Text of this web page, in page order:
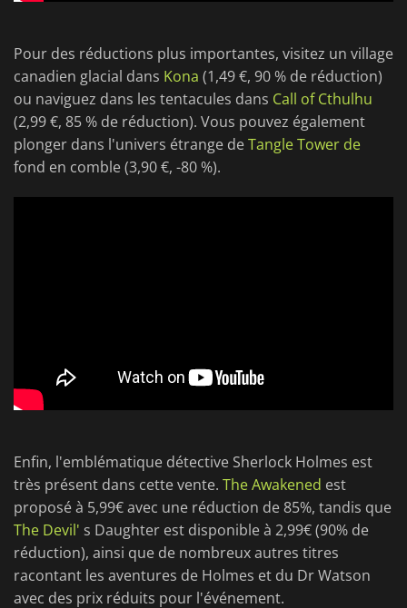
Pour des réductions plus importantes, visitez un village
canadien glacial dans Kona (1,49 €, 90 % de réduction)
ou naviguez dans les tentacules dans Call of Cthulhu
(2,99 €, 85 % de réduction). Vous pouvez également
plonger dans l'univers étrange deTangle Tower de
fond en comble (3,90 €, -80 %).
Enfin, l'emblématique détective Sherlock Holmes est
très présent dans cette vente. The Awakened est
proposé à 5,99€ avec une réduction de 85%, tandis que
The Devil' s Daughter est disponible à 2,99€ (90% de
réduction), ainsi que de nombreux autres titres
racontant les aventures de Holmes et du Dr Watson
avec des prix réduits pour l'événement.